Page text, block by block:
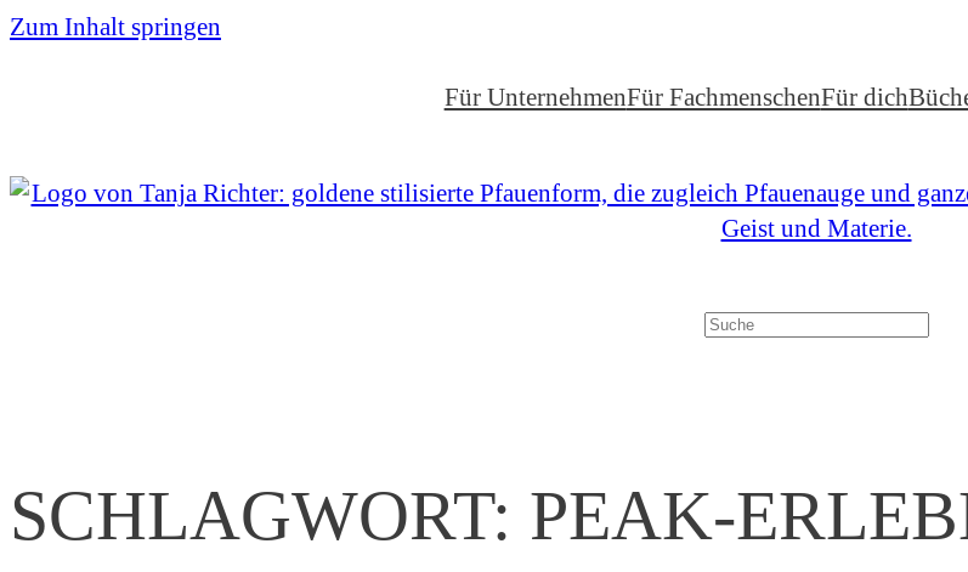
Zum
Zum Inhalt springen
Für UnternehmenFür FachmenschenFür dich
Suchen
SCHLAGWORT: PEAK-